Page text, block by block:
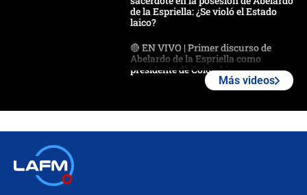
de la Espriella: ¿Se violó el Estado
laico?
🔴 EN VIVO | Primer discurso de
Abelardo de la Espriella como
presidente de Colombia
Más videos